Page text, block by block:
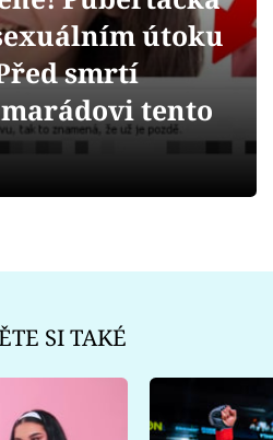
útoku
smrtí
tento
SI TAKÉ